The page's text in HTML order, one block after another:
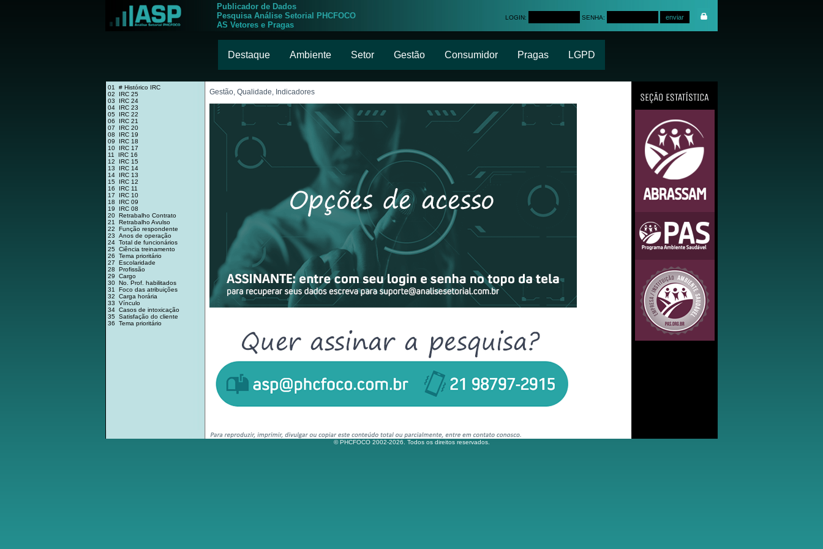
Publicador de Dados
Pesquisa Análise Setorial PHCFOCO
AS Vetores e Pragas
LOGIN: SENHA:
Destaque Ambiente Setor Gestão Consumidor Pragas LGPD
01 # Histórico IRC
02 IRC 25
03 IRC 24
04 IRC 23
05 IRC 22
06 IRC 21
07 IRC 20
08 IRC 19
09 IRC 18
10 IRC 17
11 IRC 16
12 IRC 15
13 IRC 14
14 IRC 13
15 IRC 12
16 IRC 11
17 IRC 10
18 IRC 09
19 IRC 08
20 Retrabalho Contrato
21 Retrabalho Avulso
22 Função respondente
23 Anos de operação
24 Total de funcionários
25 Ciência treinamento
26 Tema prioritário
27 Escolaridade
28 Profissão
29 Cargo
30 No. Prof. habilitados
31 Foco das atribuições
32 Carga horária
33 Vínculo
34 Casos de intoxicação
35 Satisfação do cliente
36 Tema prioritário
Gestão, Qualidade, Indicadores
© PHCFOCO 2002-2026. Todos os direitos reservados.